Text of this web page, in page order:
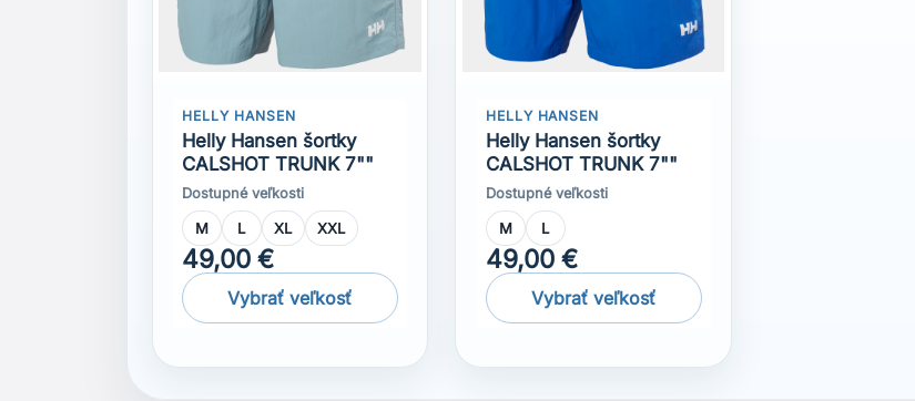
49,00 €
Vybrať veľkosť
49,00 €
Vybrať veľkosť
Komentáře (0)
Na tento produkt momentálně není přidána žádná recenze.